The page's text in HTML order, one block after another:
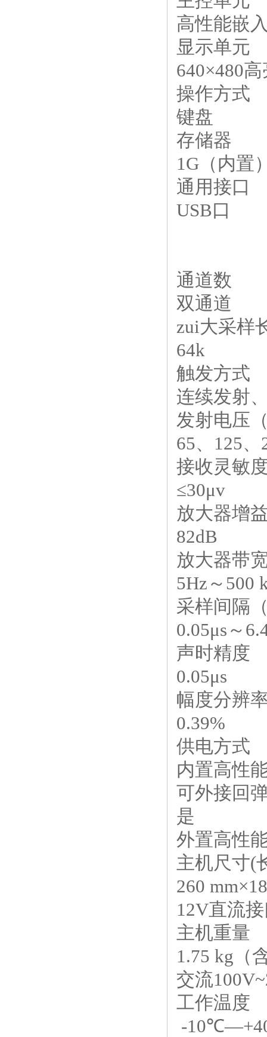
高性能嵌
显示单元
640×480
操作方式
键盘
存储器
1G（内置
通用接口
USB口
通道数
双通道
zui大采样
64k
触发方式
连续发射
发射电压
65、125
接收灵敏
≤30μv
放大器增
82dB
放大器带
5Hz～500
采样间隔
0.05μs～
声时精度
0.05μs
幅度分辨
0.39%
供电方式
内置高性
可外接回
是
外置高性
主机尺寸(
260
12V直流
主机重量
1.75 kg（
交流
工作温度
-